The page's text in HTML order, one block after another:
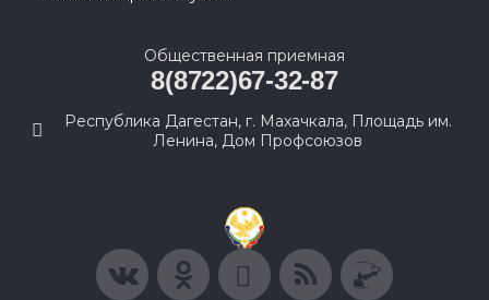
Общественная приемная
8(8722)67-32-87
Республика Дагестан, г. Махачкала, Площадь им.
Ленина, Дом Профсоюзов